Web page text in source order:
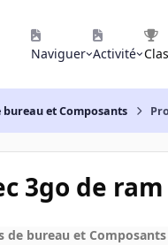
Naviguer Activité
et Composants
3go de ram
de bureau et Composants